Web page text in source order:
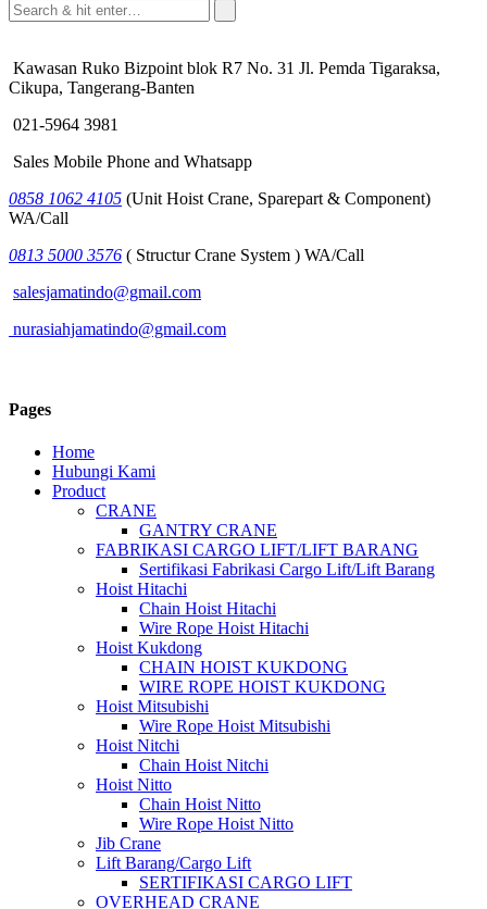
Kawasan Ruko Bizpoint blok R7 No. 31 Jl. Pemda Tigaraksa,
Cikupa, Tangerang-Banten
021-5964 3981
Sales Mobile Phone and Whatsapp
0858 1062 4105 (Unit Hoist Crane, Sparepart & Component)
WA/Call
0813 5000 3576 ( Structur Crane System ) WA/Call
salesjamatindo@gmail.com
nurasiahjamatindo@gmail.com
Pages
Home
Hubungi Kami
Product
CRANE
GANTRY CRANE
FABRIKASI CARGO LIFT/LIFT BARANG
Sertifikasi Fabrikasi Cargo Lift/Lift Barang
Hoist Hitachi
Chain Hoist Hitachi
Wire Rope Hoist Hitachi
Hoist Kukdong
CHAIN HOIST KUKDONG
WIRE ROPE HOIST KUKDONG
Hoist Mitsubishi
Wire Rope Hoist Mitsubishi
Hoist Nitchi
Chain Hoist Nitchi
Hoist Nitto
Chain Hoist Nitto
Wire Rope Hoist Nitto
Jib Crane
Lift Barang/Cargo Lift
SERTIFIKASI CARGO LIFT
OVERHEAD CRANE